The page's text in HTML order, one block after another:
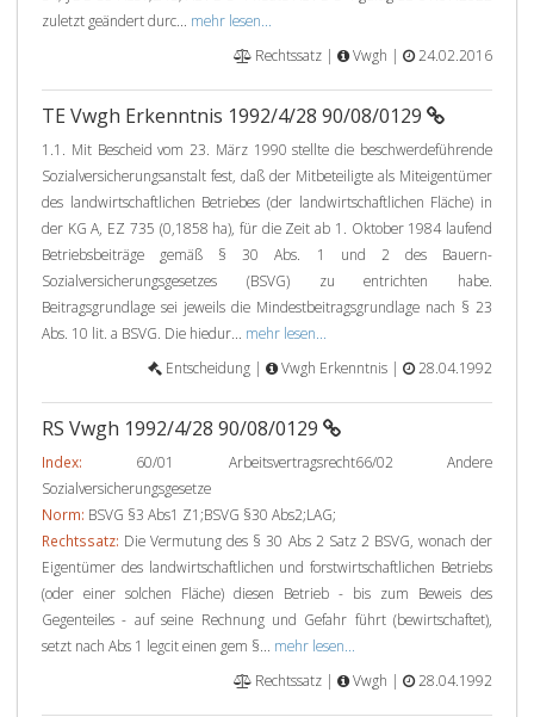
zuletzt geändert durc... mehr lesen...
Rechtssatz |
Vwgh | 24.02.2016
TE Vwgh Erkenntnis 1992/4/28 90/08/0129
1.1. Mit Bescheid vom 23. März 1990 stellte die beschwerdeführende
Sozialversicherungsanstalt fest, daß der Mitbeteiligte als Miteigentümer
des landwirtschaftlichen Betriebes (der landwirtschaftlichen Fläche) in
der KG A, EZ 735 (0,1858 ha), für die Zeit ab 1. Oktober 1984 laufend
Betriebsbeiträge gemäß § 30 Abs. 1 und 2 des Bauern-
Sozialversicherungsgesetzes (BSVG) zu entrichten habe.
Beitragsgrundlage sei jeweils die Mindestbeitragsgrundlage nach § 23
Abs. 10 lit. a BSVG. Die hiedur... mehr lesen...
Entscheidung |
Vwgh Erkenntnis | 28.04.1992
RS Vwgh 1992/4/28 90/08/0129
Index: 60/01 Arbeitsvertragsrecht66/02 Andere
Sozialversicherungsgesetze
Norm: BSVG §3 Abs1 Z1;BSVG §30 Abs2;LAG;
Rechtssatz: Die Vermutung des § 30 Abs 2 Satz 2 BSVG, wonach der
Eigentümer des landwirtschaftlichen und forstwirtschaftlichen Betriebs
(oder einer solchen Fläche) diesen Betrieb - bis zum Beweis des
Gegenteiles - auf seine Rechnung und Gefahr führt (bewirtschaftet),
setzt nach Abs 1 legcit einen gem §... mehr lesen...
Rechtssatz |
Vwgh | 28.04.1992